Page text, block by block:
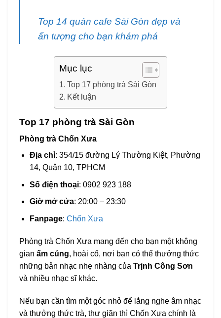
Top 14 quán cafe Sài Gòn đẹp và
ấn tượng cho bạn khám phá
Mục lục
Top 17 phòng trà Sài Gòn
Kết luận
Top 17 phòng trà Sài Gòn
Phòng trà Chốn Xưa
Địa chỉ: 354/15 đường Lý Thường Kiệt, Phường
14, Quận 10, TPHCM
Số điện thoại: 0902 923 188
Giờ mở cửa: 20:00 – 23:30
Fanpage: Chốn Xưa
Phòng trà Chốn Xưa mang đến cho bạn một không
gian ấm cúng, hoài cổ, nơi bạn có thể thưởng thức
những bản nhạc nhẹ nhàng của Trịnh Công Sơn
và nhiều nhạc sĩ khác.
Nếu bạn cần tìm một góc nhỏ để lắng nghe âm nhạc
và thưởng thức trà, thư giãn thì Chốn Xưa chính là